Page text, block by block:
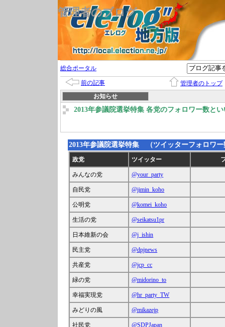
管理者のブログ
総合ポータル
前の記事
管理者のトップ
お知らせ
2013年参議院選挙特集 各党のフォロワー数と
2013年参議院選挙特集 （ツイッターフォロワー
政党 ツイッター
みんなの党 @your_party
自民党 @jimin_koho
公明党 @komei_koho
生活の党 @seikatsu1pr
日本維新の会 @j_ishin
民主党 @dpjnews
共産党 @jcp_cc
緑の党 @midorino_to
幸福実現党 @hr_party_TW
みどりの風 @mikazejp
社民党 @SDPJapan